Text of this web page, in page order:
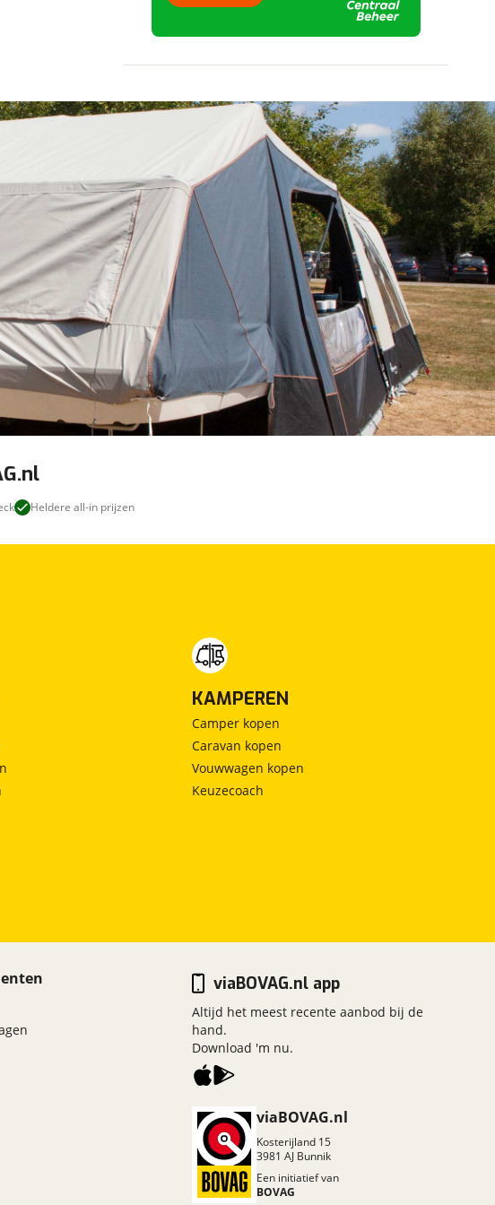
Heldere all-in prijzen
KAMPEREN
Camper kopen
Caravan kopen
Vouwwagen kopen
Keuzecoach
viaBOVAG.nl
Kosterijland 15
3981 AJ Bunnik
Een initiatief van
BOVAG
viaBOVAG.nl app
Altijd het meest recente aanbod bij de
hand.
Download 'm nu.